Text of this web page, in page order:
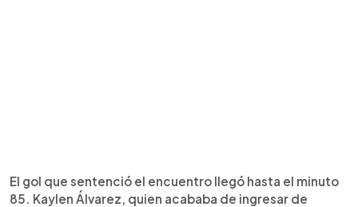
El gol que sentenció el encuentro llegó hasta el minuto
85. Kaylen Álvarez, quien acababa de ingresar de